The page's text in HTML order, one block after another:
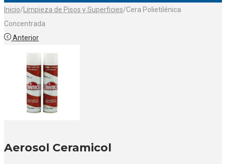
Inicio/ Limpieza de Pisos y Superficies/Cera Polietilénica
Concentrada
Anterior
Aerosol Ceramicol